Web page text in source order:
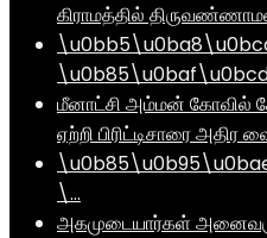
கிராமத்தில்
மீனாட்சி அம்மன் கோவில்
ஏற்றி பிரிட்டிசாரை அதிர
\…
அகமுடையார்கள்